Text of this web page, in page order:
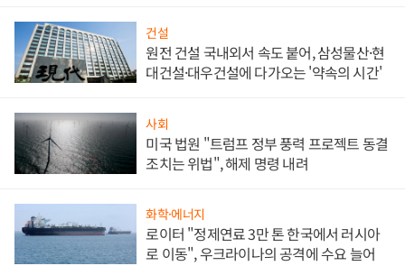
건설
원전 건설 국내외서 속도 붙어, 삼성물산·현
대건설·대우건설에 다가오는 '약속의 시간'
사회
미국 법원 "트럼프 정부 풍력 프로젝트 동결
조치는 위법", 해제 명령 내려
화학·에너지
로이터 "정제연료 3만 톤 한국에서 러시아
로 이동", 우크라이나의 공격에 수요 늘어